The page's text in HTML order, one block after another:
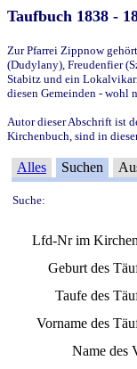
Taufbuch 1838 -
Zur Pfarrei Zippnow
(Dudylany), Freudenfier
Stabitz und ein
diesen Gemeinden - wohl
Autor dieser Abschrift ist
Kirchenbuch, sind in
Alles Suchen
Suche:
Lfd-Nr im
Geburt des
Taufe des
Vorname des
Name des